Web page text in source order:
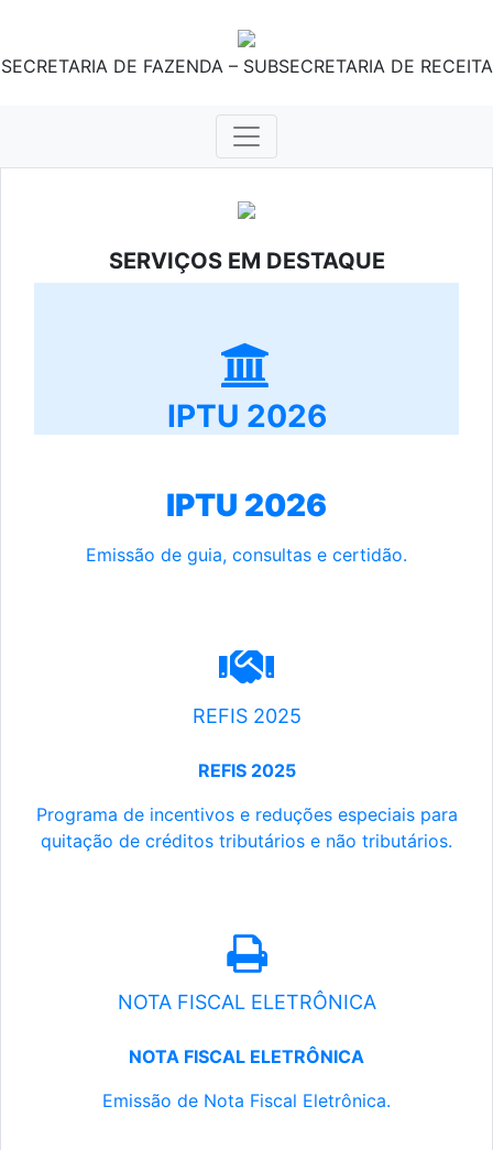
SECRETARIA DE FAZENDA – SUBSECRETARIA DE RECEITA
SERVIÇOS EM DESTAQUE
IPTU 2026
IPTU 2026
Emissão de guia, consultas e certidão.
REFIS 2025
REFIS 2025
Programa de incentivos e reduções especiais para
quitação de créditos tributários e não tributários.
NOTA FISCAL ELETRÔNICA
NOTA FISCAL ELETRÔNICA
Emissão de Nota Fiscal Eletrônica.